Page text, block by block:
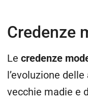
Credenze
Le credenze
l’evoluzione
vecchie madie e